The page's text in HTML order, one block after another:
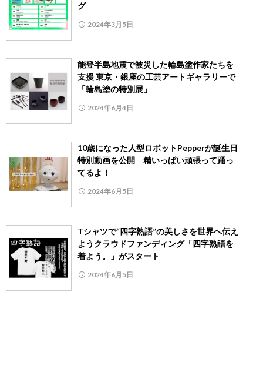
グ
2024年3月5日
能登半島地震で被災した輪島塗作家たちを
支援 東京・銀座の工芸アートギャラリーで
「輪島塗の特別展」
2024年6月4日
10歳になった人型ロボットPepperが誕生日
特別動画を公開 精いっぱい頑張って踊っ
てるよ！
2024年6月5日
Tシャツで“四字熟語”の美しさを世界へ伝え
ようクラウドファンディング「四字熟語を
着よう。」がスタート
2024年6月5日